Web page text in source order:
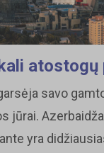
savo
jūrai.
yra